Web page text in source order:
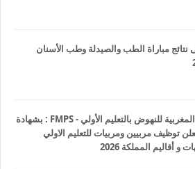
نتائج مباراة الطب والصيدلة وطب الأسنان
المؤسسة المغربية للنهوض بالتعليم الأولي - FMPS : بشهادة
تعلن توظيف مربيين ومربيات للتعليم الاولي
أقاليم المملكة 2026